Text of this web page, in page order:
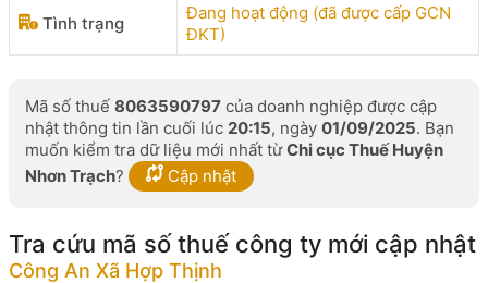
Tình trạng
Đang hoạt động (đã được cấp GCN
ĐKT)
Mã số thuế 8063590797 của doanh nghiệp được cập
nhật thông tin lần cuối lúc 20:15, ngày 01/09/2025. Bạn
muốn kiểm tra dữ liệu mới nhất từChi cục Thuế Huyện
Nhơn Trạch? Cập nhật
Tra cứu mã số thuế công ty mới cập nhật
Công An Xã Hợp Thịnh